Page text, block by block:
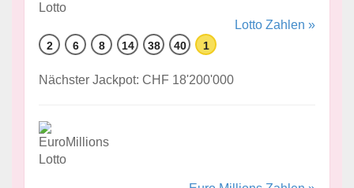
Lotto Zahlen »
2 6 8 14 38 40 1
Nächster Jackpot: CHF 18'200'000